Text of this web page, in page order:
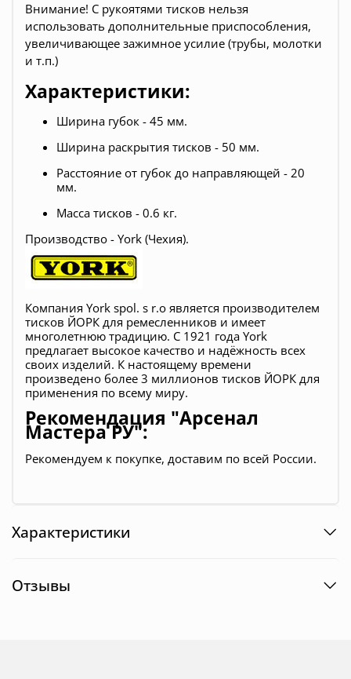
Внимание! С рукоятями тисков нельзя
использовать дополнительные приспособления,
увеличивающее зажимное усилие (трубы, молотки
и т.п.)
Характеристики:
Ширина губок - 45 мм.
Ширина раскрытия тисков - 50 мм.
Расстояние от губок до направляющей - 20
мм.
Масса тисков - 0.6 кг.
Производство - York (Чехия).
Компания York spol. s r.o является производителем
тисков ЙОРК для ремесленников и имеет
многолетнюю традицию. С 1921 года York
предлагает высокое качество и надёжность всех
своих изделий. К настоящему времени
произведено более 3 миллионов тисков ЙОРК для
применения по всему миру.
Рекомендация "Арсенал
Мастера РУ":
Рекомендуем к покупке, доставим по всей России.
Характеристики
Отзывы